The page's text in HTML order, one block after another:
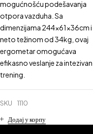
mogućnošću podešavanja
otpora vazduha. Sa
dimenzijama 244x61x36cm i
neto težinom od 34kg, ovaj
ergometar omogućava
efikasno veslanje za intezivan
trening.
SKU 1110
Додај у корпу